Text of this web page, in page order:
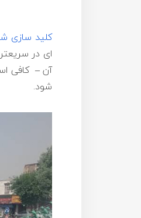
کلید سازی
ای در
آن – کافی
شود.